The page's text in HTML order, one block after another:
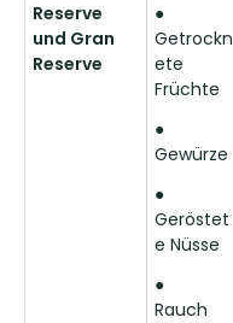
Reserve
und Gran
Reserve
●
Getrockn
ete
Früchte
●
Gewürze
●
Geröstet
e Nüsse
●
Rauch